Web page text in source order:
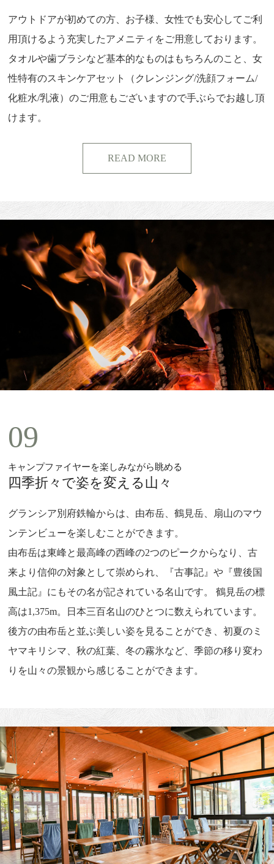
アウトドアが初めての方、お子様、女性でも安心してご利
用頂けるよう充実したアメニティをご用意しております。
タオルや歯ブラシなど基本的なものはもちろんのこと、女
性特有のスキンケアセット（クレンジング/洗顔フォーム/
化粧水/乳液）のご用意もございますので手ぶらでお越し頂
けます。
READ MORE
09
キャンプファイヤーを楽しみながら眺める
四季折々で姿を変える山々
グランシア別府鉄輪からは、由布岳、鶴見岳、扇山のマウ
ンテンビューを楽しむことができます。
由布岳は東峰と最高峰の西峰の2つのピークからなり、古
来より信仰の対象として崇められ、『古事記』や『豊後国
風土記』にもその名が記されている名山です。 鶴見岳の標
高は1,375m。日本三百名山のひとつに数えられています。
後方の由布岳と並ぶ美しい姿を見ることができ、初夏のミ
ヤマキリシマ、秋の紅葉、冬の霧氷など、季節の移り変わ
りを山々の景観から感じることができます。